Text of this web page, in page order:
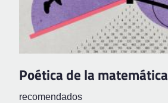
Poética de la matemática
recomendados